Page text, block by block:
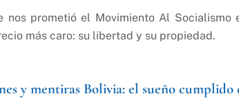
prometió el Movimiento Al Socialismo
más caro: su libertad y su propiedad.
y mentiras Bolivia: el sueño